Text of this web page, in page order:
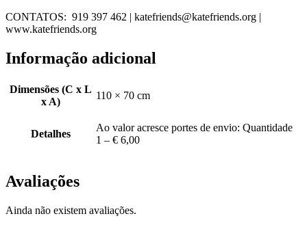
CONTATOS: 919 397 462 | katefriends@katefriends.org |
www.katefriends.org
Informação adicional
Dimensões (C x L
x A)
110 × 70 cm
Detalhes
Ao valor acresce portes de envio: Quantidade
1 – € 6,00
Avaliações
Ainda não existem avaliações.